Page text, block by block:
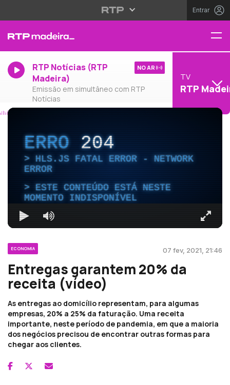
Entrar
RTP Notícias (RTP
Madeira)
Emissão em simultâneo com RTP
Notícias
NO AR
TV
RTP
ERRO204
HLS.JS FATAL ERROR - NETWORK
ERROR
ESTE CONTEÚDO ESTÁ NESTE
MOMENTO INDISPONÍVEL
ECONOMIA 07 fev, 2021, 21:46
Entregas garantem 20% da
receita (vídeo)
As entregas ao domicílio representam, para algumas
empresas, 20% a 25% da faturação. Uma receita
importante, neste período de pandemia, em que a maioria
dos negócios precisou de encontrar outras formas para
chegar aos clientes.